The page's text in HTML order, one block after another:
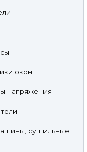
окон
напряжения
сушильные